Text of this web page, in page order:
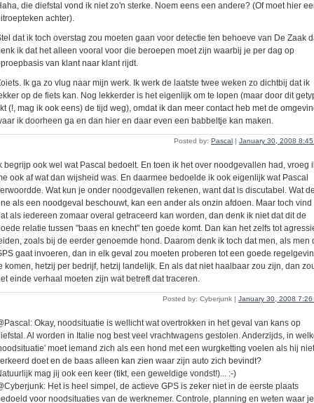
die diefstal vond ik niet zo'n sterke. Noem eens een andere? (Of moet hier
achter).
dat ik toch overstag zou moeten gaan voor detectie ten behoeve van De Zaak
ik dat het alleen vooral voor die beroepen moet zijn waarbij je per dag op
van klant naar klant rijdt.
Ik ga zo vlug naar mijn werk. Ik werk de laatste twee weken zo dichtbij dat ik
op de fiets kan. Nog lekkerder is het eigenlijk om te lopen (maar door dit
(!, mag ik ook eens) de tijd weg), omdat ik dan meer contact heb met de
ik doorheen ga en dan hier en daar even een babbeltje kan maken.
Posted by: Pascal | January 30, 2008 8:45
Ik begrijp ook wel wat Pascal bedoelt. En toen ik het over noodgevallen had, vroeg
ook af wat dan wijsheid was. En daarmee bedoelde ik ook eigenlijk wat Pascal
Wat kun je onder noodgevallen rekenen, want dat is discutabel. Wat
als een noodgeval beschouwt, kan een ander als onzin afdoen. Maar toch vind
als iedereen zomaar overal getraceerd kan worden, dan denk ik niet dat dit de
relatie tussen "baas en knecht" ten goede komt. Dan kan het zelfs tot
zoals bij de eerder genoemde hond. Daarom denk ik toch dat men, als men
gaat invoeren, dan in elk geval zou moeten proberen tot een goede
komen, hetzij per bedrijf, hetzij landelijk. En als dat niet haalbaar zou zijn, dan
einde verhaal moeten zijn wat betreft dat traceren.
Posted by: Cyberjunk | January 30, 2008 7:26
Okay, noodsituatie is wellicht wat overtrokken in het geval van kans op
Al worden in Italie nog best veel vrachtwagens gestolen. Anderzijds, in
moet iemand zich als een hond met een wurgketting voelen als hij
doet en de baas alleen kan zien waar zijn auto zich bevindt?
mag jij ook een keer (tikt, een geweldige vondst!)... :-)
Het is heel simpel, de actieve GPS is zeker niet in de eerste plaats
voor noodsituaties van de werknemer. Controle, planning en weten waar je